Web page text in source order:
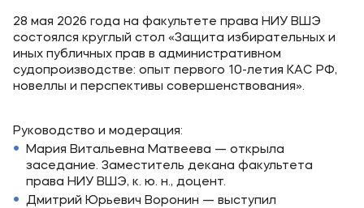
28 мая 2026 года на факультете права НИУ ВШЭ
состоялся круглый стол «Защита избирательных и
иных публичных прав в административном
судопроизводстве: опыт первого 10-летия КАС РФ,
новеллы и перспективы совершенствования».
Руководство и модерация:
Мария Витальевна Матвеева — открыла
заседание. Заместитель декана факультета
права НИУ ВШЭ, к. ю. н., доцент.
Дмитрий Юрьевич Воронин — выступил